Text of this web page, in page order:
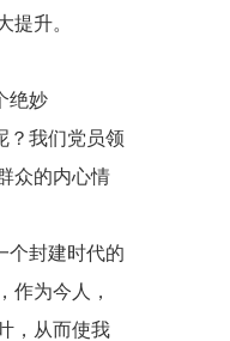
提升。
绝妙
？我们党员领
众的内心情
个封建时代的
作为今人，
，从而使我